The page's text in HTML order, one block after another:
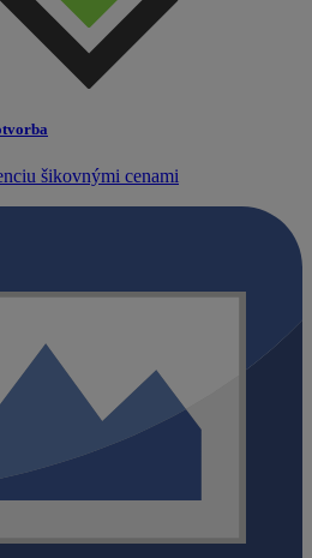
šikovnými cenami